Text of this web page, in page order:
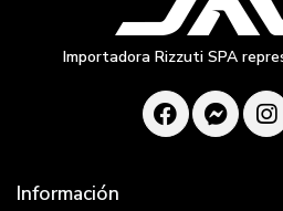
Importadora Rizzuti SPA
Información